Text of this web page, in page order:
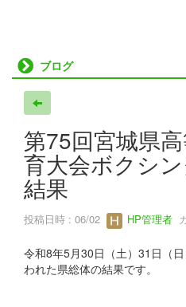
ブログ
第75回宮城県
育大会ボクシ
結果
投稿日時 : 06/02 HP管理者
令和8年5月30日（土）31日（
われた県総体の結果です。